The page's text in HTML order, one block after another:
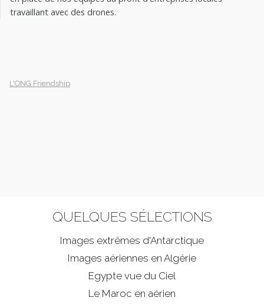
travaillant avec des drones.
L'ONG Friendship
QUELQUES SÉLECTIONS
Images extrêmes d'Antarctique
Images aériennes en Algérie
Egypte vue du Ciel
Le Maroc en aérien